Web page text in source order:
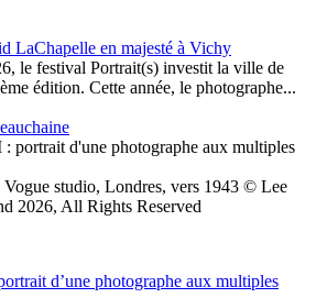
LaChapelle en majesté à Vichy
le festival Portrait(s) investit la ville de
édition. Cette année, le photographe...
studio, Londres, vers 1943 © Lee
2026, All Rights Reserved
d’une photographe aux multiples